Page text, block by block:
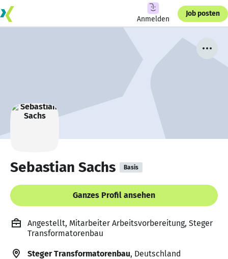
Anmelden
Job posten
Sebastian Sachs Basis
Ganzes Profil ansehen
Angestellt, Mitarbeiter Arbeitsvorbereitung, Steger
Transformatorenbau
Steger Transformatorenbau, Deutschland